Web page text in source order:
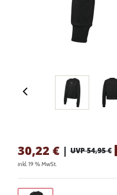
30,22 € | UVP 54,95 €
inkl. 19 % MwSt.